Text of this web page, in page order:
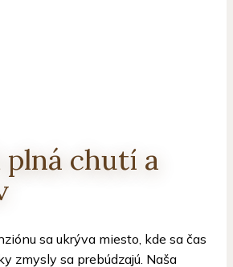
chutí a
sa ukrýva miesto, kde sa čas
zmysly sa prebúdzajú. Naša